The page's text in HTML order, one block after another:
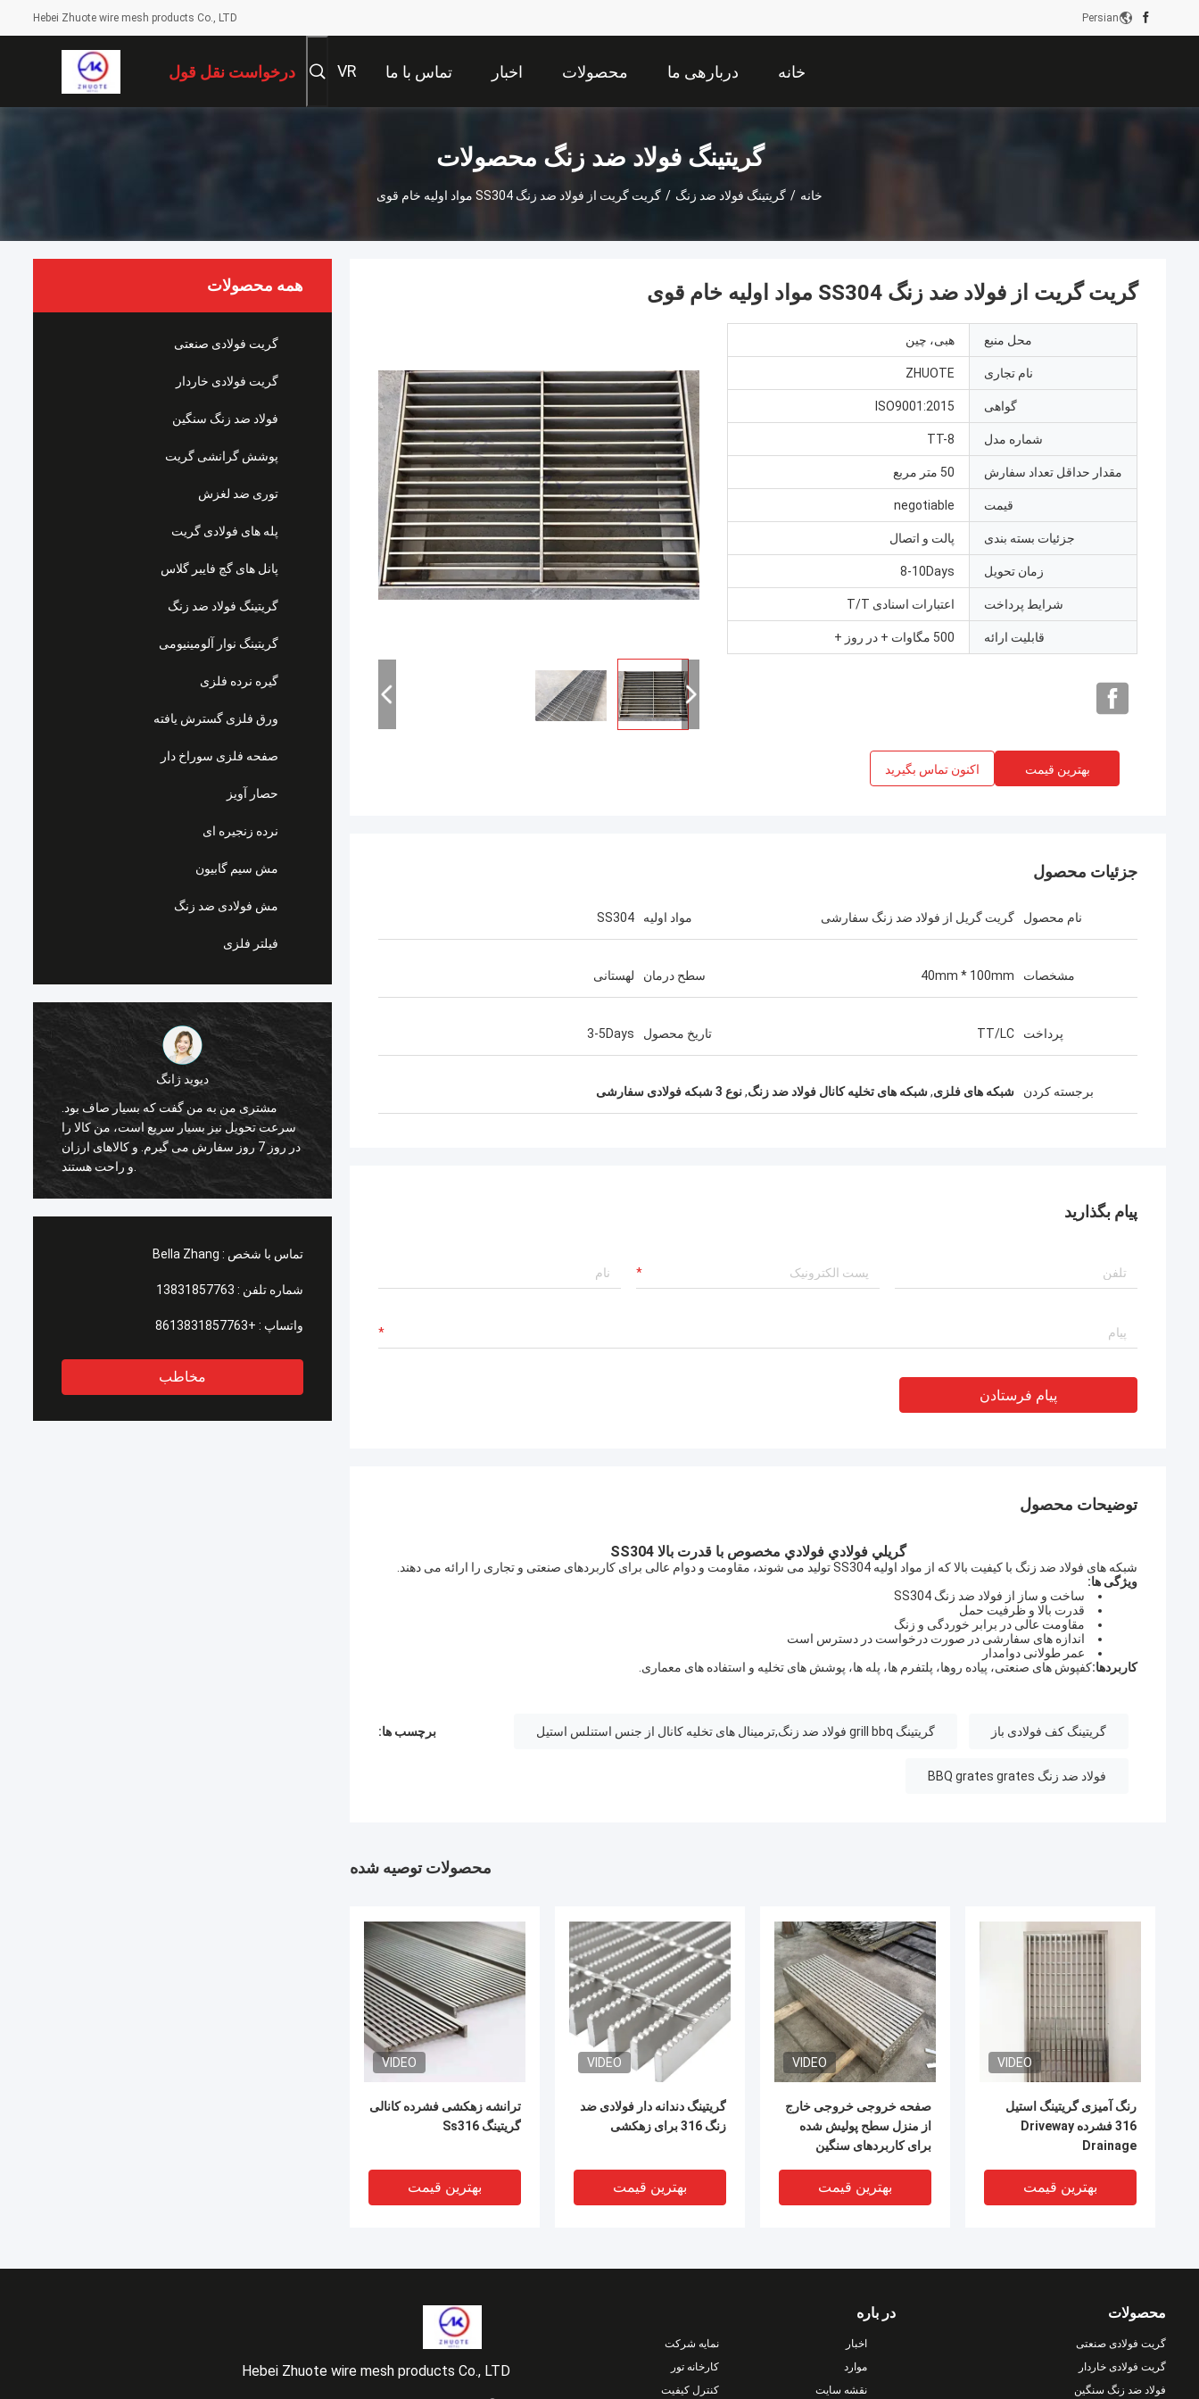
Hebei Zhuote wire mesh products Co., LTD Persian
خانه دربارهی ما محصولات اخبار تماس با ما VR درخواست نقل قول
گریتینگ فولاد ضد زنگ محصولات
خانه / گریتینگ فولاد ضد زنگ / گریت گریت از فولاد ضد زنگ SS304 مواد اولیه خام قوی
همه محصولات
گریت فولادی صنعتی
گریت فولادی خاردار
فولاد ضد زنگ سنگین
پوشش گرانشی گریت
توری ضد لغزش
پله های فولادی گریت
پانل های گچ فایبر گلاس
گریتینگ فولاد ضد زنگ
گریتینگ نوار آلومینیومی
گیره نرده فلزی
ورق فلزی گسترش یافته
صفحه فلزی سوراخ دار
حصار آویز
نرده زنجیره ای
مش سیم گابیون
مش فولادی ضد زنگ
فیلتر فلزی
دیوید ژانگ
مشتری من به من گفت که بسیار صاف بود.
سرعت تحویل نیز بسیار سریع است، من کالا را
در روز 7 روز سفارش می گیرم. و کالاهای ارزان
من این کارخانه را در مورد این کارخانه در مورد
تماس با شخص : Bella Zhang
شماره تلفن : 13831857763
واتساپ : +8613831857763
مخاطب
گریت گریت از فولاد ضد زنگ SS304 مواد اولیه خام قوی
محل منبع هبی، چین
نام تجاری ZHUOTE
گواهی ISO9001:2015
شماره مدل TT-8
مقدار حداقل تعداد سفارش 50 متر مربع
قیمت negotiable
جزئیات بسته بندی پالت و اتصال
زمان تحویل 8-10Days
شرایط پرداخت اعتبارات اسنادی T/T
قابلیت ارائه 500 مگاوات + در روز +
بهترین قیمت اکنون تماس بگیرید
جزئیات محصول
نام محصول گریت گریل از فولاد ضد زنگ سفارشی مواد اولیه SS304
مشخصات 40mm * 100mm سطح درمان لهستانی
پرداخت TT/LC تاریخ محصول 3-5Days
برجسته کردن شبکه های فلزی,شبکه های تخلیه کانال فولاد ضد زنگ,نوع 3 شبکه فولادی سفارشی
پیام بگذارید
پیام فرستادن
توضیحات محصول
گريلي فولادي فولادي مخصوص با قدرت بالا SS304
شبکه های فولاد ضد زنگ با کیفیت بالا که از مواد اولیه SS304 تولید می شوند، مقاومت و دوام عالی برای کاربردهای صنعتی و تجاری را ارائه می دهند.
ویژگی ها:
ساخت و ساز از فولاد ضد زنگ SS304
قدرت بالا و ظرفیت حمل
مقاومت عالی در برابر خوردگی و زنگ
اندازه های سفارشی در صورت درخواست در دسترس است
عمر طولانی دوامدار
کاربردها:کفپوش های صنعتی، پیاده روها، پلتفرم ها، پله ها، پوشش های تخلیه و استفاده های معماری.
برچسب ها: گریتینگ کف فولادی باز گریتینگ grill bbq فولاد ضد زنگ,ترمینال های تخلیه کانال از جنس استنلس استیل
فولاد ضد زنگ BBQ grates grates
محصولات توصیه شده
VIDEO
ترانشه زهکشی فشرده کانالی
گریتینگ Ss316
بهترین قیمت
VIDEO
گریتینگ دندانه دار فولادی ضد
زنگ 316 برای زهکشی
بهترین قیمت
VIDEO
صفحه خروجی خروجی خارج
از منزل سطح پولیش شده
برای کاربردهای سنگین
بهترین قیمت
VIDEO
رنگ آمیزی گریتینگ استیل
316 فشرده Driveway
Drainage
بهترین قیمت
Hebei Zhuote wire mesh products Co., LTD
در باره
نمایه شرکت
کارخانه تور
کنترل کیفیت
اخبار
موارد
نقشه سایت
محصولات
گریت فولادی صنعتی
گریت فولادی خاردار
فولاد ضد زنگ سنگین